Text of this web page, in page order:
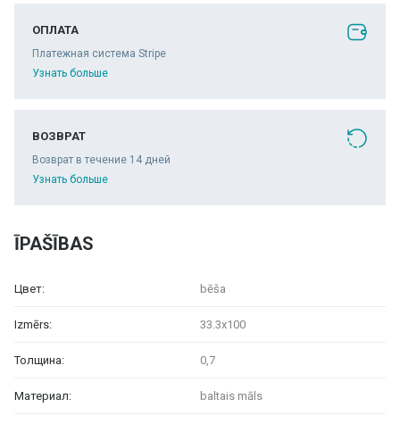
ОПЛАТА
Платежная система Stripe
Узнать больше
ВОЗВРАТ
Возврат в течение 14 дней
Узнать больше
ĪPAŠĪBAS
Цвет: bēša
Izmērs: 33.3x100
Толщина: 0,7
Материал: baltais māls